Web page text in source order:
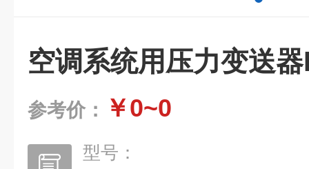
空调系统用压力变送
参考价： ￥0~0
型号：